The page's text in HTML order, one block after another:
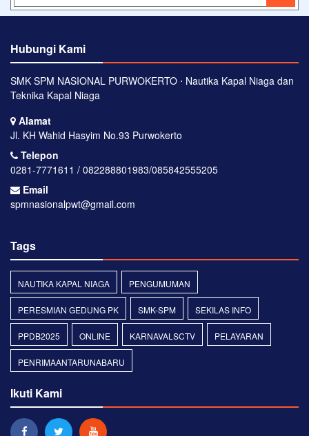
Hubungi Kami
SMK SPM NASIONAL PURWOKERTO ⋅ Nautika Kapal Niaga dan
Teknika Kapal Niaga
Alamat
Jl. KH Wahid Hasyim No.93 Purwokerto
Telepon
0281-7771611 / 082288801983/085842555205
Email
spmnasionalpwt@gmail.com
Tags
NAUTIKA KAPAL NIAGA PENGUMUMAN
PERESMIAN GEDUNG PK SMK-SPM SEKILAS INFO
PPDB2025 ONLINE KARNAVALSCTV PELAYARAN
PENRIMAANTARUNABARU
Ikuti Kami